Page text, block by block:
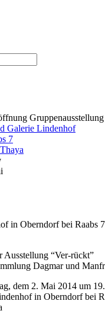
Gruppenausstellung
Galerie Lindenhof
7
in Oberndorf bei Raabs
“Ver-rückt”
Dagmar und
dem 2. Mai 2014 um
in Oberndorf bei